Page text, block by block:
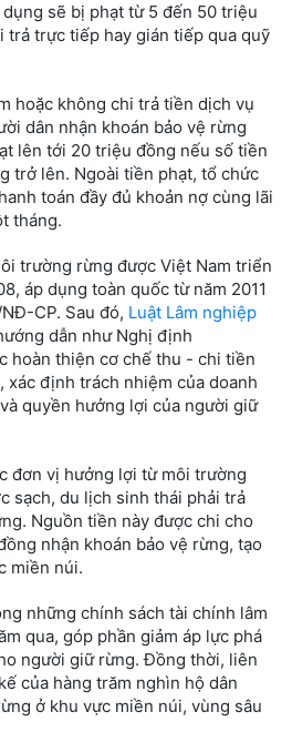
sẽ bị phạt từ 5 đến 50 triệu
trả trực tiếp hay gián tiếp qua quỹ
hoặc không chi trả tiền dịch vụ
dân nhận khoán bảo vệ rừng
lên tới 20 triệu đồng nếu số tiền
trở lên. Ngoài tiền phạt, tổ chức
toán đầy đủ khoản nợ cùng lãi
tháng.
trường rừng được Việt Nam triển
áp dụng toàn quốc từ năm 2011
CP. Sau đó, Luật Lâm nghiệp
dẫn như Nghị định
hoàn thiện cơ chế thu - chi tiền
định trách nhiệm của doanh
quyền hưởng lợi của người giữ
đơn vị hưởng lợi từ môi trường
sạch, du lịch sinh thái phải trả
Nguồn tiền này được chi cho
nhận khoán bảo vệ rừng, tạo
miền núi.
những chính sách tài chính lâm
qua, góp phần giảm áp lực phá
người giữ rừng. Đồng thời, liên
của hàng trăm nghìn hộ dân
ở khu vực miền núi, vùng sâu